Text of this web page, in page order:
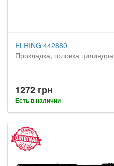
ELRING 442880
Прокладка, головка цилиндра
1272 грн
Есть в наличии